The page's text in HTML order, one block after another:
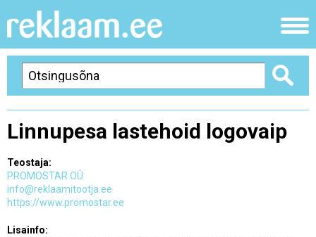
Linnupesa lastehoid logovaip
Teostaja:
PROMOSTAR OÜ
info@reklaamitootja.ee
https://www.promostar.ee
Lisainfo: